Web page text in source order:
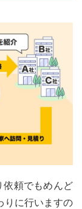
依頼でもめんど
りに行いますの